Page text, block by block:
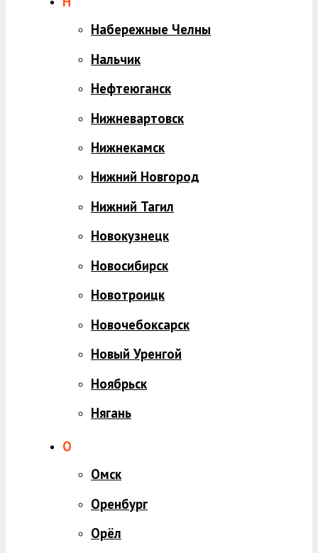
Набережные Челны
Нальчик
Нефтеюганск
Нижневартовск
Нижнекамск
Нижний Новгород
Нижний Тагил
Новокузнецк
Новосибирск
Новотроицк
Новочебоксарск
Новый Уренгой
Ноябрьск
Нягань
О
Омск
Оренбург
Орёл